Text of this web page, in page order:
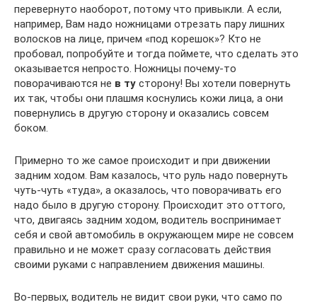
перевернуто наоборот, потому что привыкли. А если,
например, Вам надо ножницами отрезать пару лишних
волосков на лице, причем «под корешок»? Кто не
пробовал, попробуйте и тогда поймете, что сделать это
оказывается непросто. Ножницы почему-то
поворачиваются не в ту сторону! Вы хотели повернуть
их так, чтобы они плашмя коснулись кожи лица, а они
повернулись в другую сторону и оказались совсем
боком.
Примерно то же самое происходит и при движении
задним ходом. Вам казалось, что руль надо повернуть
чуть-чуть «туда», а оказалось, что поворачивать его
надо было в другую сторону. Происходит это оттого,
что, двигаясь задним ходом, водитель воспринимает
себя и свой автомобиль в окружающем мире не совсем
правильно и не может сразу согласовать действия
своими руками с направлением движения машины.
Во-первых, водитель не видит свои руки, что само по